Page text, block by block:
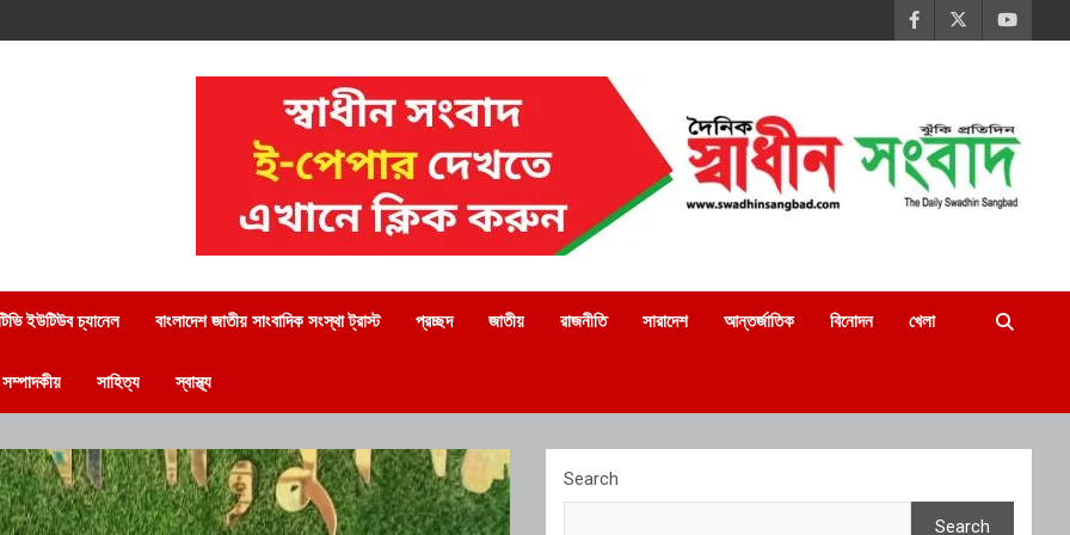
ইউটিউব চ্যানেল বাংলাদেশ জাতীয় সাংবাদিক সংস্থা ট্রাস্ট প্রচ্ছদ জাতীয় রাজনীতি সারাদেশ আন্তর্জাতিক বিনোদন খেলা
সম্পাদকীয় সাহিত্য স্বাস্থ্য
Search
Search